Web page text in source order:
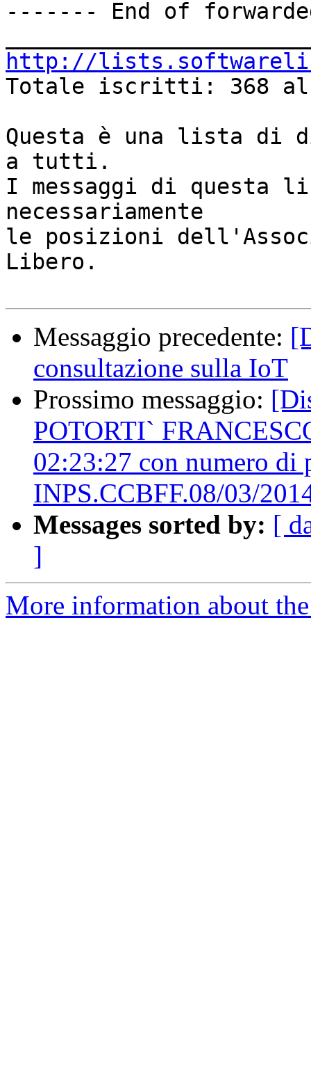
------- End of
http://
Totale iscritti: 368 al
Questa è una lista di
a tutti.
I messaggi di questa
necessariamente
le posizioni
Libero.
Messaggio precedente:
consultazione sulla IoT
Prossimo messaggio:
POTORTI`
02:23:27 con numero di
INPS.CCBFF.08/03/
Messages sorted by: [
]
More information about